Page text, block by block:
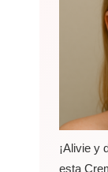
¡Alivie y
esta